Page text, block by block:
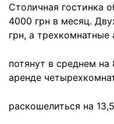
Столичная гостинка
4000 грн в месяц.
грн, а трехкомнатные
потянут в среднем на
аренде
раскошелиться на